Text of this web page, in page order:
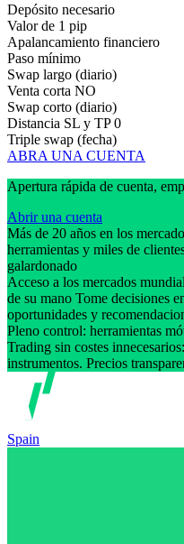
Depósito necesario
Valor de 1 pip
Apalancamiento financiero
Paso mínimo
Swap largo (diario)
Venta corta NO
Swap corto (diario)
Distancia SL y TP 0
Triple swap (fecha)
ABRA UNA CUENTA
Apertura rápida de cuenta,
Abrir una cuenta
Más de 20 años en los
herramientas y miles de
galardonado
Acceso a los mercados
de su mano Tome decisiones
oportunidades y
Pleno control: herramientas
Trading sin costes
instrumentos. Precios
Spain